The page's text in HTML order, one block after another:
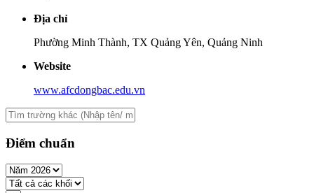
Địa chỉ
Phường Minh Thành, TX Quảng Yên, Quảng Ninh
Website
www.afcdongbac.edu.vn
Điểm chuẩn